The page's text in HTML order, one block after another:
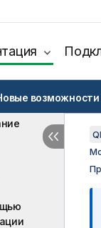
возможности
и